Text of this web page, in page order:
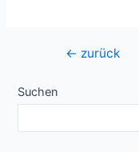
Beitragsnavigation
← zurück
Suchen